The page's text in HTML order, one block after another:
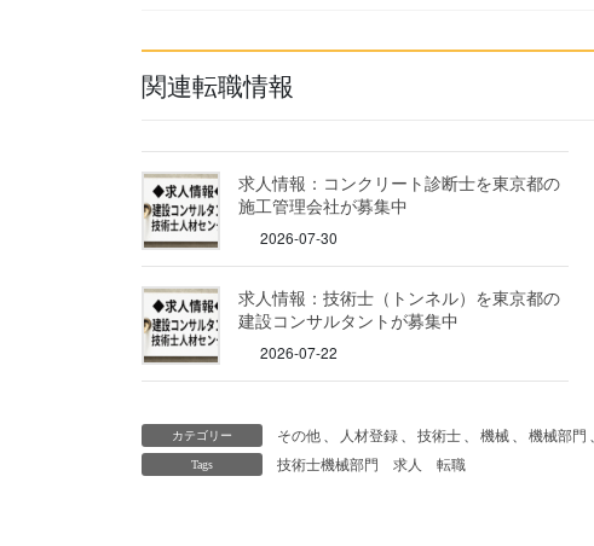
関連転職情報
求人情報：コンクリート診断士を東京都の
施工管理会社が募集中
2026-07-30
求人情報：技術士（トンネル）を東京都の
建設コンサルタントが募集中
2026-07-22
カテゴリー その他 人材登録 技術士 機械 機械部門
Tags 技術士機械部門 求人 転職